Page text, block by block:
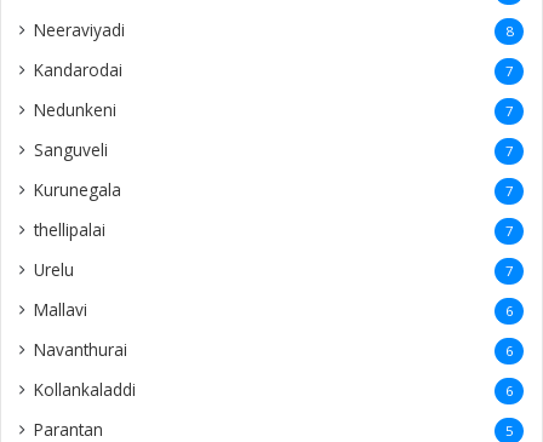
Neeraviyadi
8
Kandarodai 7
Nedunkeni 7
Sanguveli 7
Kurunegala 7
thellipalai 7
Urelu 7
Mallavi 6
Navanthurai 6
Kollankaladdi 6
Parantan 5